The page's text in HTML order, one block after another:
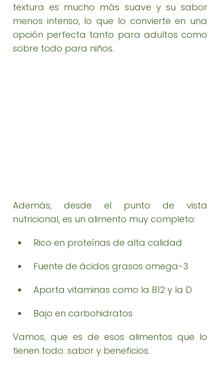
textura es mucho más suave y su sabor
menos intenso, lo que lo convierte en una
opción perfecta tanto para adultos como
sobre todo para niños.
Además, desde el punto de vista
nutricional, es un alimento muy completo:
Rico en proteínas de alta calidad
Fuente de ácidos grasos omega-3
Aporta vitaminas como la B12 y la D
Bajo en carbohidratos
Vamos, que es de esos alimentos que lo
tienen todo: sabor y beneficios.